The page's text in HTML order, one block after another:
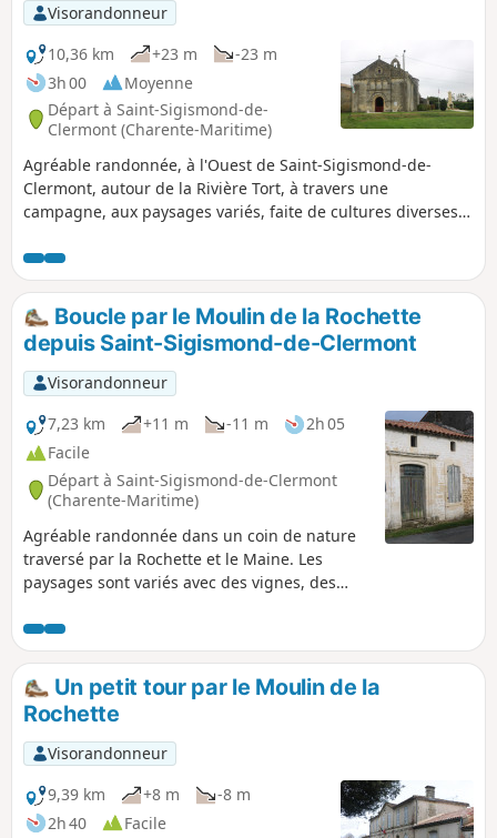
Visorandonneur
10,36 km
+23 m
-23 m
3h 00
Moyenne
Départ à Saint-Sigismond-de-
Clermont (Charente-Maritime)
Agréable randonnée, à l'Ouest de Saint-Sigismond-de-
Clermont, autour de la Rivière Tort, à travers une
campagne, aux paysages variés, faite de cultures diverses,
à côté du Château de la Tenaille et sa chapelle qui est le
seul reste de l'Abbaye de Tenaille.
Boucle par le Moulin de la Rochette
depuis Saint-Sigismond-de-Clermont
Visorandonneur
7,23 km
+11 m -11 m
2h 05
Facile
Départ à Saint-Sigismond-de-Clermont
(Charente-Maritime)
Agréable randonnée dans un coin de nature
traversé par la Rochette et le Maine. Les
paysages sont variés avec des vignes, des
cultures, mais aussi des vergers (pommes et
poires). Sur le parcours, on peut voir de belles
fermes de ce joli coin de campagne
saintongeaise.
Un petit tour par le Moulin de la
Rochette
Visorandonneur
9,39 km
+8 m
-8 m
2h 40
Facile